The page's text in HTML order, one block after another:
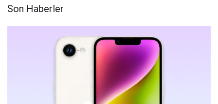
Son Haberler